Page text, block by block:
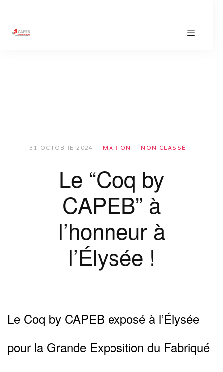
31 OCTOBRE 2024 MARION NON CLASSÉ
Le “Coq by
CAPEB” à
l’honneur à
l’Élysée !
Le Coq by CAPEB exposé à l’Élysée
pour la Grande Exposition du Fabriqué